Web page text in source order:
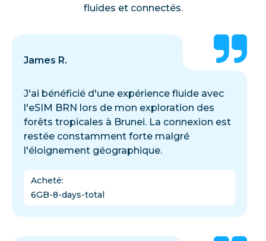
fluides et connectés.
James R.
J'ai bénéficié d'une expérience fluide avec
l'eSIM BRN lors de mon exploration des
forêts tropicales à Brunei. La connexion est
restée constamment forte malgré
l'éloignement géographique.
Acheté:
6GB-8-days-total